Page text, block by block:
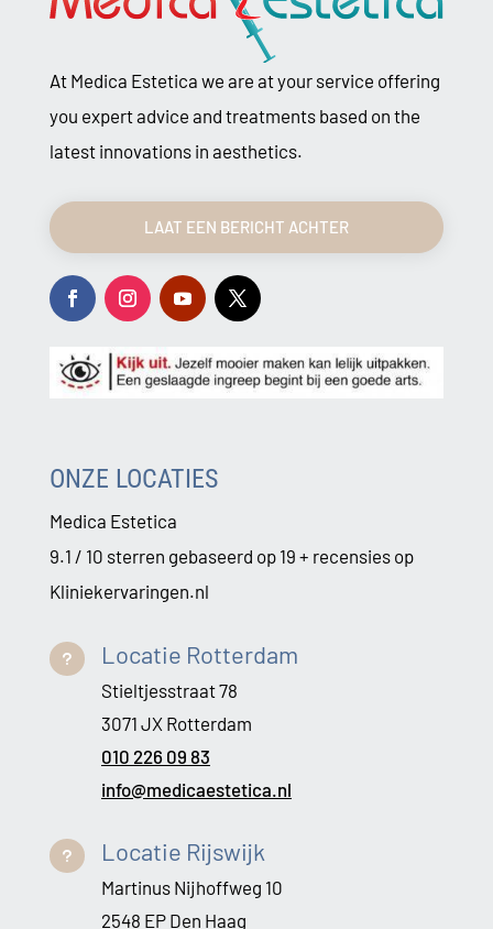
At Medica Estetica we are at your service offering
you expert advice and treatments based on the
latest innovations in aesthetics.
LAAT EEN BERICHT ACHTER
ONZE LOCATIES
Medica Estetica
9.1 / 10 sterren gebaseerd op 19 + recensies op
Kliniekervaringen.nl
u Locatie Rotterdam
Stieltjesstraat 78
3071 JX Rotterdam
010 226 09 83
info@medicaestetica.nl
u Locatie Rijswijk
Martinus Nijhoffweg 10
2548 EP Den Haag